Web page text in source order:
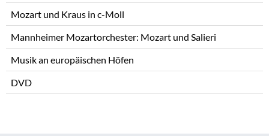
Mozart und Kraus in c-Moll
Mannheimer Mozartorchester: Mozart und Salieri
Musik an europäischen Höfen
DVD